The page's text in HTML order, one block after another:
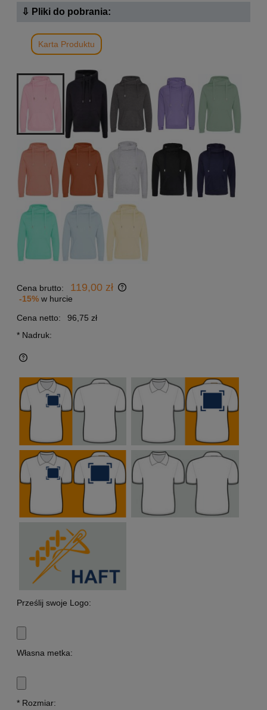
⇩ Pliki do pobrania:
Karta Produktu
Cena brutto: 119,00 zł
-15% w hurcie
Cena netto:
96,75 zł
* Nadruk:
Prześlij swoje Logo:
Własna metka:
* Rozmiar: